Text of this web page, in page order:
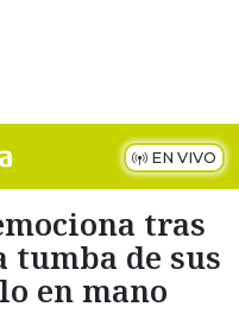
EN VIVO
tras
de sus
en mano